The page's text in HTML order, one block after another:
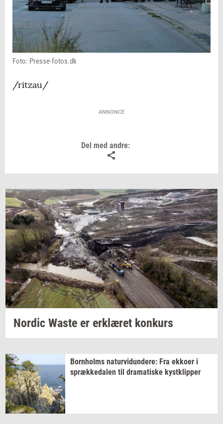
Foto: Presse-fotos.dk
/ritzau/
ANNONCE
Del med andre:
Nor­dic Waste er er­klæ­ret kon­kurs
Born­holms na­tur­vi­dun­de­re: Fra ek­ko­er i
spræk­ke­da­len til dra­ma­ti­ske kyst­klip­per